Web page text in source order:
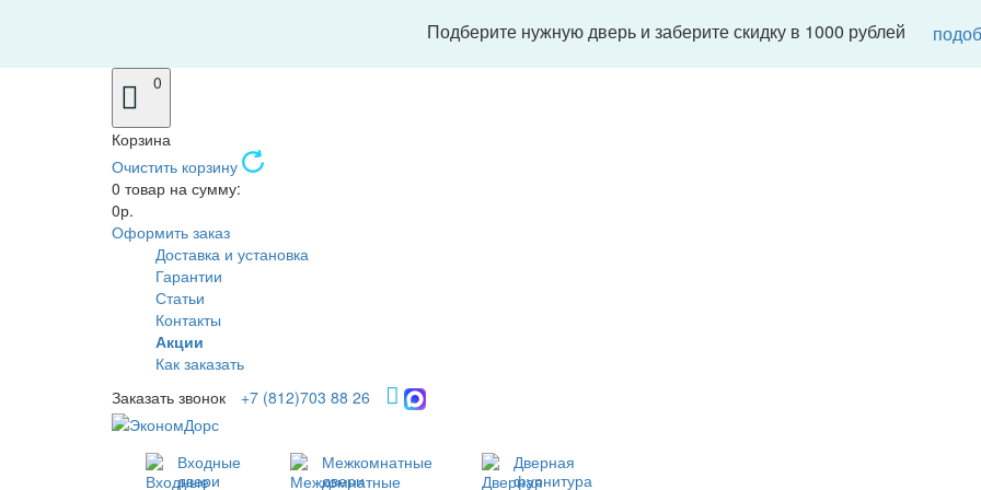
Подберите нужную дверь и заберите скидку в 1000 рублей
0
Корзина
Очистить корзину
0 товар на сумму:
0р.
Оформить заказ
Доставка и установка
Гарантии
Статьи
Контакты
Акции
Как заказать
Заказать звонок
+7 (812)703 88 26
Входные
двери
Межкомнатные
двери
Дверная
фурнитура